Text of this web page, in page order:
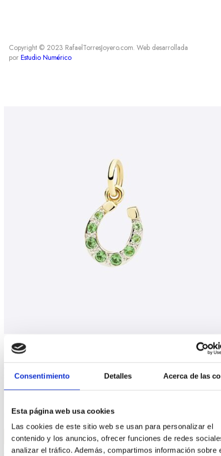
Consentimiento Detalles Acerca de las
Esta página web usa cookies
Las cookies de este sitio web se usan para personalizar el
contenido y los anuncios, ofrecer funciones de redes
analizar el tráfico. Además, compartimos información sobre
Copyright © 2023 RafaelTorresJoyero.com. Web desarrollada
por Estudio Numérico
Estás viendo:
Colgante Dodo en oro amarillo y gemas
color 420,00
Sign in Create an Account
Password*
Login
Lost your password?